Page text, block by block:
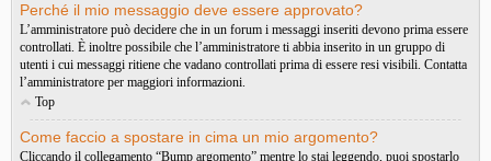
Perché il mio messaggio deve essere approvato?
L’amministratore può decidere che in un forum i messaggi inseriti devono prima essere
controllati. È inoltre possibile che l’amministratore ti abbia inserito in un gruppo di
utenti i cui messaggi ritiene che vadano controllati prima di essere resi visibili. Contatta
l’amministratore per maggiori informazioni.
Top
Come faccio a spostare in cima un mio argomento?
Cliccando il collegamento “Bump argomento” mentre lo stai leggendo, puoi spostarlo